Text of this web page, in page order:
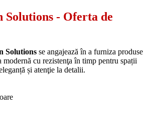
Solutions - Oferta de
Solutions se angajează în a furniza produse
modernă cu rezistenţa în timp pentru spații
și atenţie la detalii.